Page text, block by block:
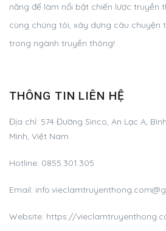
năng để làm nổi bật chiến lược truyền
cùng chúng tôi, xây dựng câu chuyện
trong ngành truyền thông!
THÔNG TIN LIÊN HỆ
Địa chỉ: 574 Đường Sinco, An Lạc A,
Minh, Việt Nam
Hotline: 0855.301.305
Email:
Website: https://